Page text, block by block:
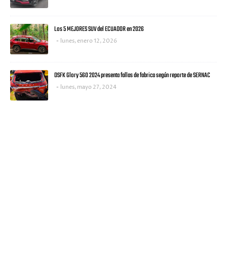
Los 5 MEJORES SUV del ECUADOR en 2026
lunes, enero 12, 2026
DSFK Glory 560 2024 presenta fallas de fabrica según reporte de SERNAC
lunes, mayo 27, 2024